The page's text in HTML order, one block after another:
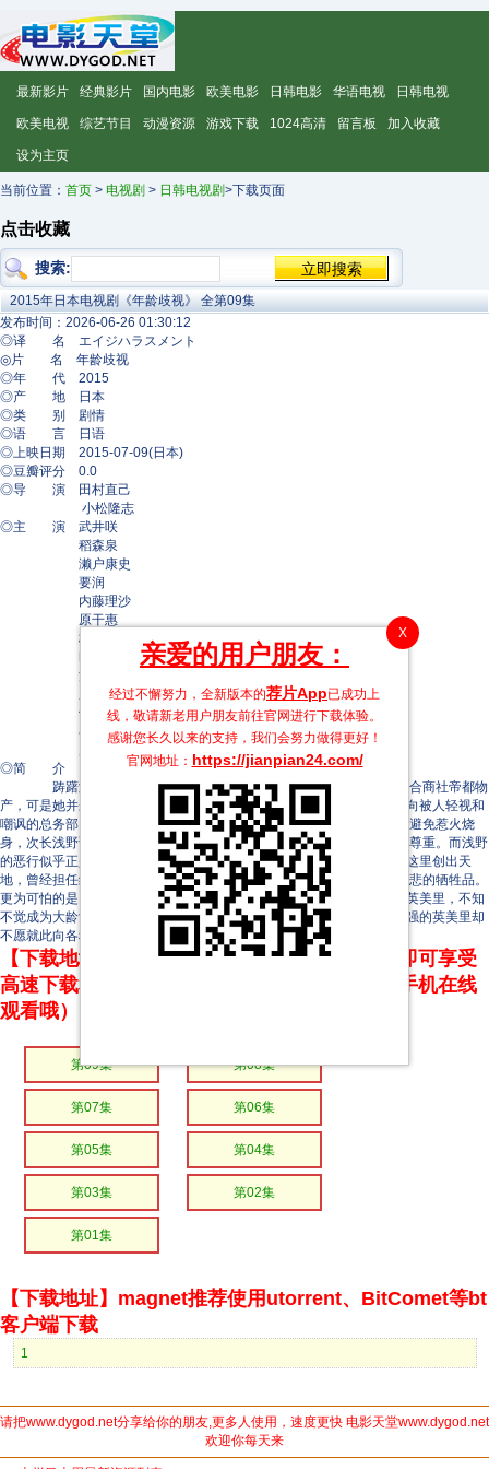
最新影片 经典影片 国内电影 欧美电影 日韩电影 华语电视 日韩电视
欧美电视 综艺节目 动漫资源 游戏下载 1024高清 留言板 加入收藏
设为主页
当前位置： 首页 > 电视剧 > 日韩电视剧>下载页面
点击收藏
搜索:
X
亲爱的用户朋友：
经过不懈努力，全新版本的荐片App已成功上
线，敬请新老用户朋友前往官网进行下载体验。
感谢您长久以来的支持，我们会努力做得更好！
官网地址： https://jianpian24.com/
2015年日本电视剧《年龄歧视》 全第09集
发布时间：2026-06-26 01:30:12
◎译 名 エイジハラスメント
◎片 名 年龄歧视
◎年 代 2015
◎产 地 日本
◎类 别 剧情
◎语 言 日语
◎上映日期 2015-07-09(日本)
◎豆瓣评分 0.0
◎导 演 田村直己
小松隆志
◎主 演 武井咲
稻森泉
濑户康史
要润
内藤理沙
原干惠
杉本哲太
浅野和之
麻生祐未
竹中直人
小泉孝太郎
◎简 介
踌躇满志的职场新人吉井英美里（武井咲 饰）如愿加入大型综合商社帝都物
产，可是她并未被分配到第一志愿的精英部门纤维一课，而是来到了一向被人轻视和
嘲讽的总务部。总务部长高山彻太郎（竹中直人 饰）尽可能推诿责任，避免惹火烧
身，次长浅野诚（吹越满 饰）则满嘴跑火车，对同事尤其是女性极其不尊重。而浅野
的恶行似乎正是帝都物产长久以来的传统，女性无论多么能干都无法在这里创出天
地，曾经担任纤维一课课长的大泽百合子（稻森泉 饰）正是这样一个可悲的牺牲品。
更为可怕的是，公司内部的年龄歧视无处不在，面容姣好且青春靓丽的英美里，不知
不觉成为大龄女性同事的眼中钉，此外更被迫卷入连绵的纠纷之中。倔强的英美里却
不愿就此向各种不公低头…… 本片根据内馆牧子的小说改编。
【下载地址】本站专属下载器：点击下方链接 即可享受
高速下载和在线播放 专治迅雷无法下载（支持手机在线
观看哦）
第09集 第08集
第07集 第06集
第05集 第04集
第03集 第02集
第01集
【下载地址】magnet推荐使用utorrent、BitComet等bt
客户端下载
1
请把www.dygod.net分享给你的朋友,更多人使用，速度更快 电影天堂www.dygod.net
欢迎你每天来